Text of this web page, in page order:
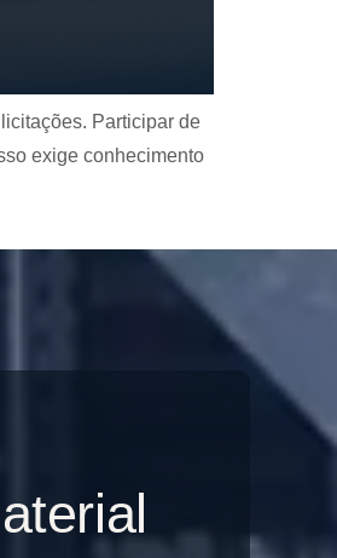
Participar de
exige conhecimento